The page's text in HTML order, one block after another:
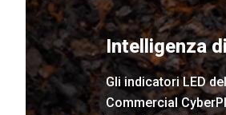
Intelligenza
Gli indicatori LED
Commercial